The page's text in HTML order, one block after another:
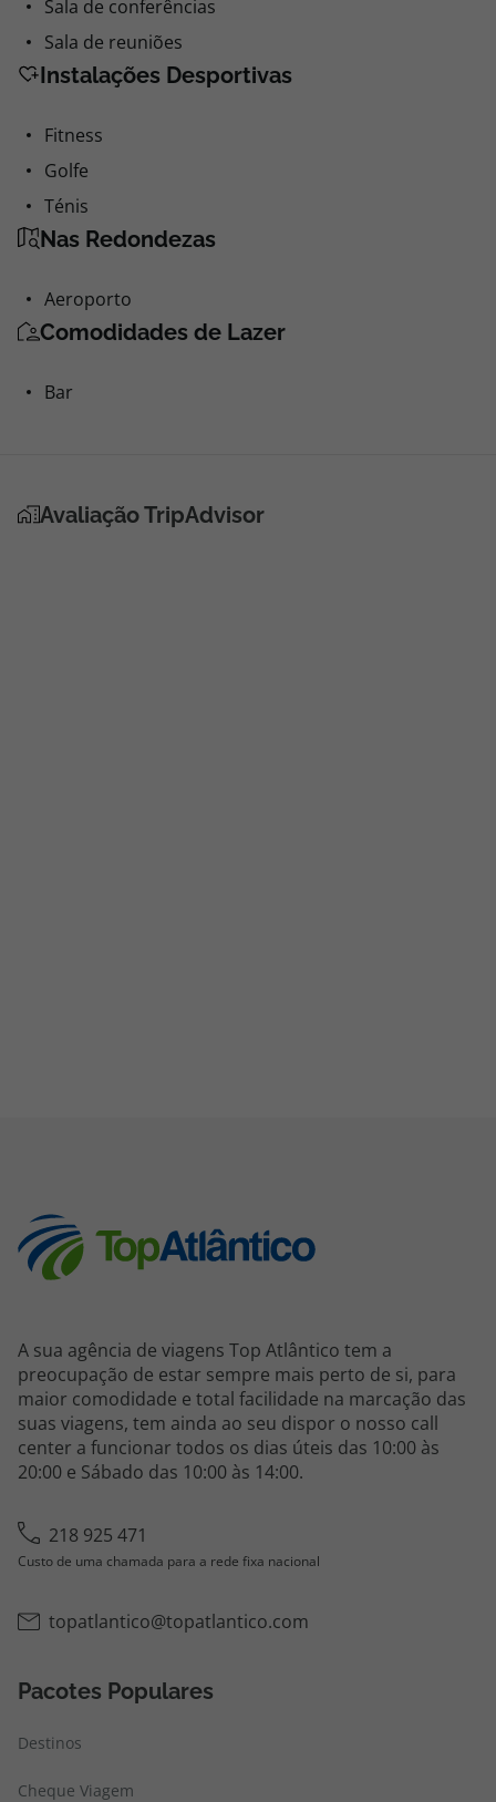
Sala de conferências
Sala de reuniões
Instalações Desportivas
Fitness
Golfe
Ténis
Nas Redondezas
Aeroporto
Comodidades de Lazer
Bar
Avaliação TripAdvisor
A sua agência de viagens Top Atlântico tem a
preocupação de estar sempre mais perto de si, para
maior comodidade e total facilidade na marcação das
suas viagens, tem ainda ao seu dispor o nosso call
center a funcionar todos os dias úteis das 10:00 às
20:00 e Sábado das 10:00 às 14:00.
218 925 471
Custo de uma chamada para a rede fixa nacional
topatlantico@topatlantico.com
Pacotes Populares
Destinos
Cheque Viagem